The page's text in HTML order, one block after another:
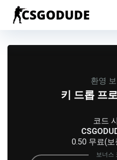
환영
키 드롭 프
코드
0.50 무료(
보너스